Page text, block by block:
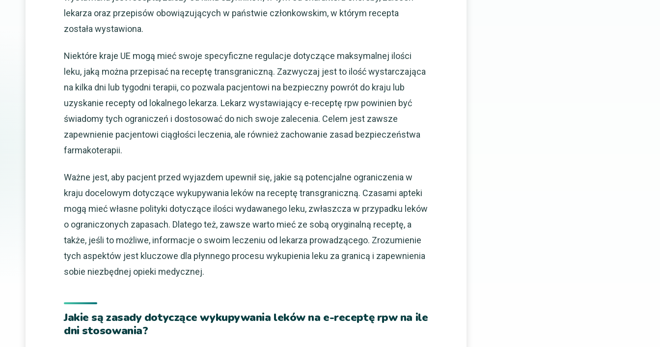
lekarza oraz przepisów obowiązujących w państwie członkowskim, w którym recepta
została wystawiona.
Niektóre kraje UE mogą mieć swoje specyficzne regulacje dotyczące maksymalnej ilości
leku, jaką można przepisać na receptę transgraniczną. Zazwyczaj jest to ilość wystarczająca
na kilka dni lub tygodni terapii, co pozwala pacjentowi na bezpieczny powrót do kraju lub
uzyskanie recepty od lokalnego lekarza. Lekarz wystawiający e-receptę rpw powinien być
świadomy tych ograniczeń i dostosować do nich swoje zalecenia. Celem jest zawsze
zapewnienie pacjentowi ciągłości leczenia, ale również zachowanie zasad bezpieczeństwa
farmakoterapii.
Ważne jest, aby pacjent przed wyjazdem upewnił się, jakie są potencjalne ograniczenia w
kraju docelowym dotyczące wykupywania leków na receptę transgraniczną. Czasami apteki
mogą mieć własne polityki dotyczące ilości wydawanego leku, zwłaszcza w przypadku leków
o ograniczonych zapasach. Dlatego też, zawsze warto mieć ze sobą oryginalną receptę, a
także, jeśli to możliwe, informacje o swoim leczeniu od lekarza prowadzącego. Zrozumienie
tych aspektów jest kluczowe dla płynnego procesu wykupienia leku za granicą i zapewnienia
sobie niezbędnej opieki medycznej.
Jakie są zasady dotyczące wykupywania leków na e-receptę rpw na ile
dni stosowania?